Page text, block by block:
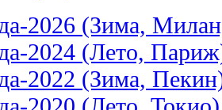
2026 (Зима,
2024 (Лето,
2022 (Зима,